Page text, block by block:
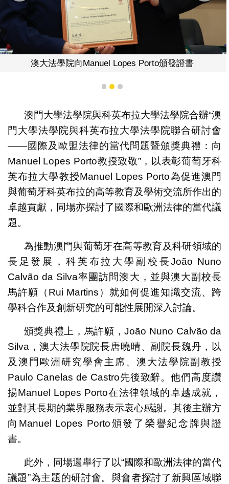
澳大法學院向Manuel Lopes Porto頒發證書
1 2 3
澳門大學法學院與科英布拉大學法學院合辦“澳
門大學法學院與科英布拉大學法學院聯合研討會
——國際及歐盟法律的當代問題暨頒獎典禮：向
Manuel Lopes Porto教授致敬”，以表彰葡萄牙科
英布拉大學教授Manuel Lopes Porto為促進澳門
與葡萄牙科英布拉的高等教育及學術交流所作出的
卓越貢獻，同場亦探討了國際和歐洲法律的當代議
題。
為推動澳門與葡萄牙在高等教育及科研領域的
長足發展，科英布拉大學副校長João Nuno
Calvão da Silva率團訪問澳大，並與澳大副校長
馬許願（Rui Martins）就如何促進知識交流、跨
學科合作及創新研究的可能性展開深入討論。
頒獎典禮上，馬許願，João Nuno Calvão da
Silva，澳大法學院院長唐曉晴、副院長魏丹，以
及澳門歐洲研究學會主席、澳大法學院副教授
Paulo Canelas de Castro先後致辭。他們高度讚
揚Manuel Lopes Porto在法律領域的卓越成就，
並對其長期的業界服務表示衷心感謝。其後主辦方
向Manuel Lopes Porto頒發了榮譽紀念牌與證
書。
此外，同場還舉行了以“國際和歐洲法律的當代
議題”為主題的研討會。與會者探討了新興區域聯